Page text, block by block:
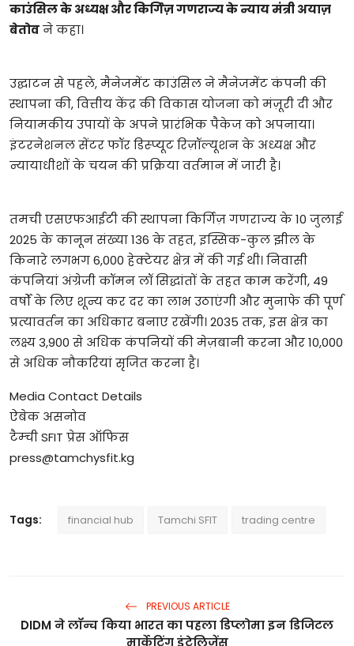
काउंसिल के अध्यक्ष और किर्गिज़ गणराज्य के न्याय मंत्री अयाज़
बेतोवने कहा।
उद्घाटन से पहले, मैनेजमेंट काउंसिल ने मैनेजमेंट कंपनी की
स्थापना की, वित्तीय केंद्र की विकास योजना को मंज़ूरी दी और
नियामकीय उपायों के अपने प्रारंभिक पैकेज को अपनाया।
इंटरनेशनल सेंटर फॉर डिस्प्यूट रिज़ॉल्यूशन के अध्यक्ष और
न्यायाधीशों के चयन की प्रक्रिया वर्तमान में जारी है।
तमची एसएफआईटी की स्थापना किर्गिज़ गणराज्य के 10 जुलाई
2025 के कानून संख्या 136 के तहत, इस्सिक-कुल झील के
किनारे लगभग 6,000 हेक्टेयर क्षेत्र में की गई थी। निवासी
कंपनियां अंग्रेजी कॉमन लॉ सिद्धांतों के तहत काम करेंगी, 49
वर्षों के लिए शून्य कर दर का लाभ उठाएंगी और मुनाफे की पूर्ण
प्रत्यावर्तन का अधिकार बनाए रखेंगी। 2035 तक, इस क्षेत्र का
लक्ष्य 3,900 से अधिक कंपनियों की मेज़बानी करना और 10,000
से अधिक नौकरियां सृजित करना है।
Media Contact Details
ऐबेक असनोव
टैम्ची SFIT प्रेस ऑफिस
press@tamchysfit.kg
Tags: financial hub Tamchi SFIT trading centre
PREVIOUS ARTICLE
DIDM ने लॉन्च किया भारत का पहला डिप्लोमा इन डिजिटल
मार्केटिंग इंटेलिजेंस